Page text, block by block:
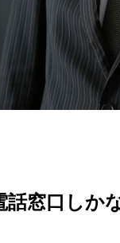
話窓口し